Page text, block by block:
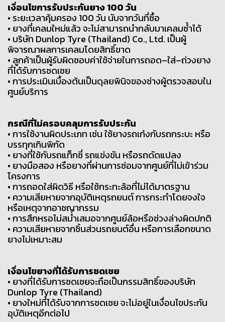
เงื่อนไขการรับประกันยาง 100 วัน
• ระยะเวลาคุ้มครอง 100 วัน นับจากวันที่ซื้อ
• ยางที่เคลมใหม่แล้ว จะไม่สามารถนำกลับมาเคลมซ้ำได้
• บริษัท Dunlop Tyre (Thailand) Co., Ltd. เป็นผู้
พิจารณาผลการเคลมโดยสิทธิ์ขาด
• ลูกค้าเป็นผู้รับผิดชอบค่าใช้จ่ายในการถอด–ใส่–ถ่วงยาง
ที่ได้รับการชดเชย
• การประเมินเบื้องต้นเป็นดุลยพินิจของช่างผู้ตรวจสอบใน
ศูนย์บริการ
กรณีที่ไม่ครอบคลุมการรับประกัน
• การใช้งานผิดประเภท เช่น ใช้ยางรถเก๋งกับรถกระบะ หรือ
บรรทุกเกินพิกัด
• ยางที่ใช้กับรถแท็กซี่ รถแข่งขัน หรือรถดัดแปลง
• ยางมือสอง หรือยางที่ผ่านการซ่อมจากศูนย์ที่ไม่เข้าร่วม
โครงการ
• การถอดใส่ผิดวิธี หรือใช้กระทะล้อที่ไม่ได้มาตรฐาน
• ความเสียหายจากอุบัติเหตุรถยนต์ การกระทำโดยจงใจ
หรือเหตุจากอาชญากรรม
• การสึกหรอไม่สม่ำเสมอจากศูนย์ล้อหรือช่วงล่างผิดปกติ
• ความเสียหายจากชิ้นส่วนรถยนต์อื่น หรือการเลือกขนาด
ยางไม่เหมาะสม
เงื่อนไขยางที่ได้รับการชดเชย
• ยางที่ได้รับการชดเชยจะถือเป็นกรรมสิทธิ์ของบริษัท
Dunlop Tyre (Thailand)
• ยางใหม่ที่ได้รับจากการชดเชย จะไม่อยู่ในเงื่อนไขประกัน
อุบัติเหตุอีกต่อไป